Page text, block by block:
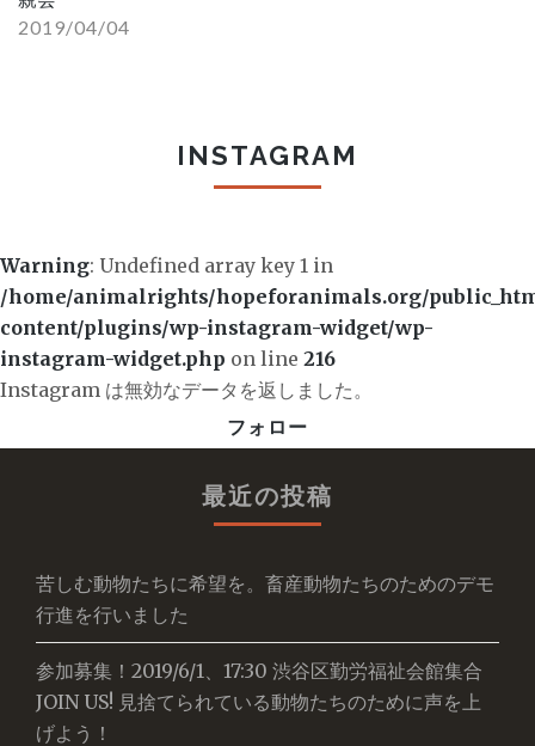
2019/04/04
INSTAGRAM
Warning: Undefined array key 1 in
/home/animalrights/hopeforanimals.org/
content/plugins/wp-instagram-widget/wp-
instagram-widget.php on line 216
Instagram は無効なデータを返しました。
フォロー
最近の投稿
苦しむ動物たちに希望を。畜産動物たちのためのデモ
行進を行いました
参加募集！2019/6/1、17:30 渋谷区勤労福祉会館集合
JOIN US! 見捨てられている動物たちのために声を上
げよう！